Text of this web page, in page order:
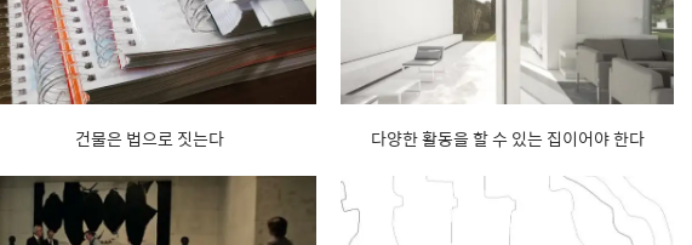
건물은 법으로 짓는다 다양한 활동을 할 수 있는 집이어야 한다